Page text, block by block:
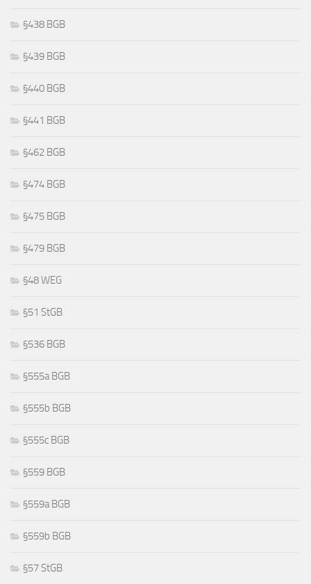
§438 BGB
§439 BGB
§440 BGB
§441 BGB
§462 BGB
§474 BGB
§475 BGB
§479 BGB
§48 WEG
§51 StGB
§536 BGB
§555a BGB
§555b BGB
§555c BGB
§559 BGB
§559a BGB
§559b BGB
§57 StGB